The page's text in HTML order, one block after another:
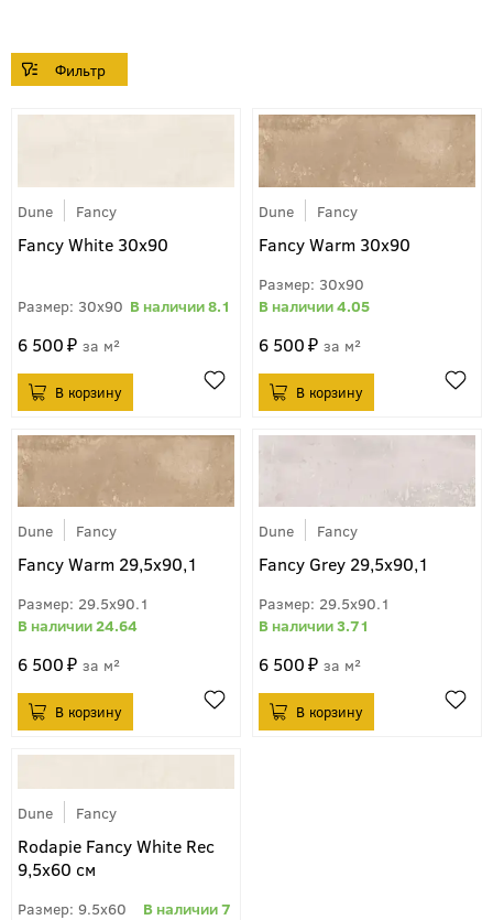
Dune Fancy
Fancy White 30x90
30x90 8.1
6 500 м²
Dune Fancy
Fancy Warm 30x90
30x90
4.05
6 500 м²
Dune Fancy
Fancy Warm 29,5х90,1
29.5x90.1
24.64
6 500 м²
Dune Fancy
Fancy Grey 29,5х90,1
29.5x90.1
3.71
6 500 м²
Dune Fancy
Rodapie Fancy White Rec
9,5х60 см
9.5x60 7